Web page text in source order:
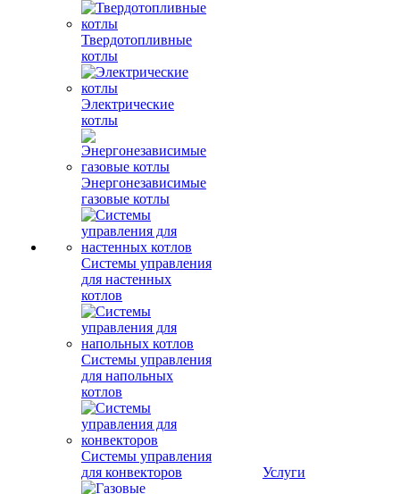
Твердотопливные
котлы
Электрические
котлы
Энергонезависимые
газовые котлы
Системы управления
для настенных
котлов
Системы управления
для напольных
котлов
Системы управления
для конвекторов
Услуги